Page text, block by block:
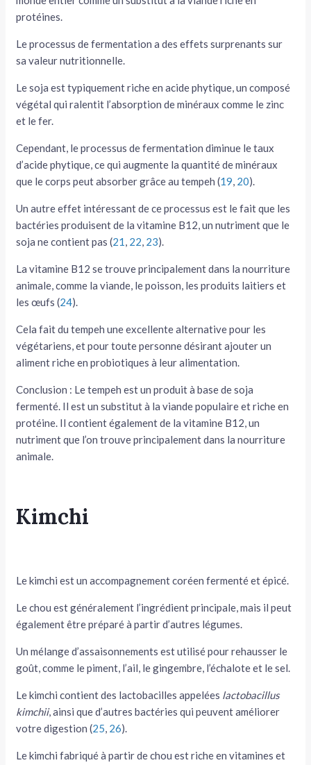
protéines.
Le processus de fermentation a des effets surprenants sur
sa valeur nutritionnelle.
Le soja est typiquement riche en acide phytique, un composé
végétal qui ralentit l’absorption de minéraux comme le zinc
et le fer.
Cependant, le processus de fermentation diminue le taux
d’acide phytique, ce qui augmente la quantité de minéraux
que le corps peut absorber grâce au tempeh (19, 20).
Un autre effet intéressant de ce processus est le fait que les
bactéries produisent de la vitamine B12, un nutriment que le
soja ne contient pas (21, 22, 23).
La vitamine B12 se trouve principalement dans la nourriture
animale, comme la viande, le poisson, les produits laitiers et
les œufs (24).
Cela fait du tempeh une excellente alternative pour les
végétariens, et pour toute personne désirant ajouter un
aliment riche en probiotiques à leur alimentation.
Conclusion : Le tempeh est un produit à base de soja
fermenté. Il est un substitut à la viande populaire et riche en
protéine. Il contient également de la vitamine B12, un
nutriment que l’on trouve principalement dans la nourriture
animale.
Kimchi
Le kimchi est un accompagnement coréen fermenté et épicé.
Le chou est généralement l’ingrédient principale, mais il peut
également être préparé à partir d’autres légumes.
Un mélange d’assaisonnements est utilisé pour rehausser le
goût, comme le piment, l’ail, le gingembre, l’échalote et le sel.
Le kimchi contient des lactobacilles appelées lactobacillus
kimchii, ainsi que d’autres bactéries qui peuvent améliorer
votre digestion (25, 26).
Le kimchi fabriqué à partir de chou est riche en vitamines et